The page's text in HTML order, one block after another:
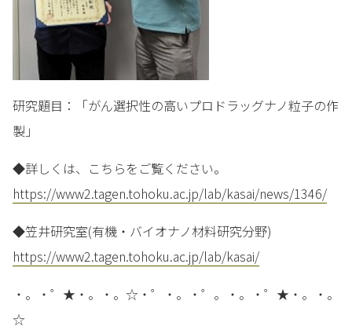
研究題目：「がん選択性の高いプロドラッグナノ粒子の作
製」
◆詳しくは、こちらをご覧ください。
https://www2.tagen.tohoku.ac.jp/lab/kasai/news/1346/
◆笠井研究室(有機・バイオナノ材料研究分野)
https://www2.tagen.tohoku.ac.jp/lab/kasai/
・。・゜★・。・。☆・゜・。・゜。・。・゜★・。・。
☆